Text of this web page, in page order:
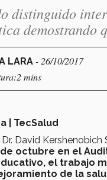
distinguido
demostrando
LARA - 26/10/2017
mins
| TecSalud
David
octubre en el
el trabajo
de la